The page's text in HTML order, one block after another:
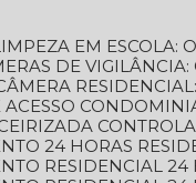
EM ESCOLA:
DE
ACESSO
24 HORAS
RESIDENCIAL